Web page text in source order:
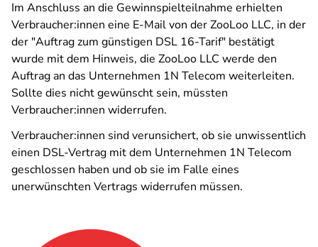
Im Anschluss an die Gewinnspielteilnahme erhielten
Verbraucher:innen eine E-Mail von der ZooLoo LLC, in der
der "Auftrag zum günstigen DSL 16-Tarif" bestätigt
wurde mit dem Hinweis, die ZooLoo LLC werde den
Auftrag an das Unternehmen 1N Telecom weiterleiten.
Sollte dies nicht gewünscht sein, müssten
Verbraucher:innen widerrufen.
Verbraucher:innen sind verunsichert, ob sie unwissentlich
einen DSL-Vertrag mit dem Unternehmen 1N Telecom
geschlossen haben und ob sie im Falle eines
unerwünschten Vertrags widerrufen müssen.